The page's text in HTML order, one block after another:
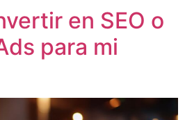
en SEO o
para mi